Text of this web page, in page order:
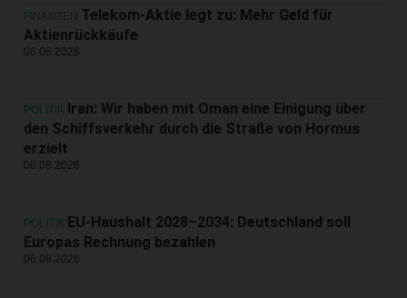
FINANZEN Telekom-Aktie legt zu: Mehr Geld für
Aktienrückkäufe
06.08.2026
POLITIK Iran: Wir haben mit Oman eine Einigung über
den Schiffsverkehr durch die Straße von Hormus
erzielt
06.08.2026
POLITIK EU-Haushalt 2028–2034: Deutschland soll
Europas Rechnung bezahlen
06.08.2026